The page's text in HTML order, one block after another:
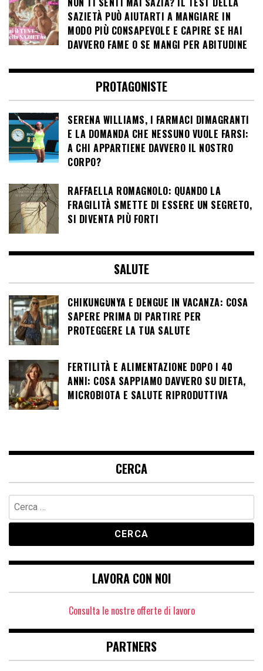
SAZIETÀ PUÒ AIUTARTI A MANGIARE IN
MODO PIÙ CONSAPEVOLE E CAPIRE SE HAI
DAVVERO FAME O SE MANGI PER ABITUDINE
PROTAGONISTE
SERENA WILLIAMS, I FARMACI DIMAGRANTI
E LA DOMANDA CHE NESSUNO VUOLE FARSI:
A CHI APPARTIENE DAVVERO IL NOSTRO
CORPO?
RAFFAELLA ROMAGNOLO: QUANDO LA
FRAGILITÀ SMETTE DI ESSERE UN SEGRETO,
SI DIVENTA PIÙ FORTI
SALUTE
CHIKUNGUNYA E DENGUE IN VACANZA: COSA
SAPERE PRIMA DI PARTIRE PER
PROTEGGERE LA TUA SALUTE
FERTILITÀ E ALIMENTAZIONE DOPO I 40
ANNI: COSA SAPPIAMO DAVVERO SU DIETA,
MICROBIOTA E SALUTE RIPRODUTTIVA
CERCA
Ricerca
per:
LAVORA CON NOI
Consulta le nostre offerte di lavoro
PARTNERS